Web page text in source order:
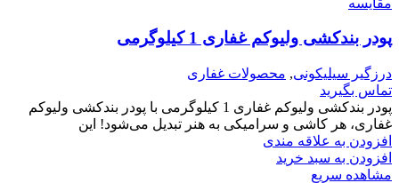
مقایسه
پودر بندکشی ولیوکم غفاری 1 کیلوگرمی
درزگیر سیلیکونی, محصولات غفاری
تماس بگیرید
پودر بندکشی ولیوکم غفاری 1 کیلوگرمی با پودر بندکشی ولیوکم
غفاری، هر کاشی و سرامیکی به هنر تبدیل می‌شود! این
افزودن به علاقه مندی
افزودن به سبد خرید
مشاهده سریع